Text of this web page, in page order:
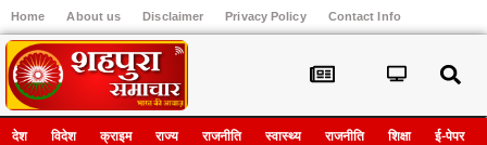
Home About us Disclaimer Privacy Policy Contact Info
देश विदेश क्राइम राज्य राजनीति स्वास्थ्य राजनीति शिक्षा ई-पेपर